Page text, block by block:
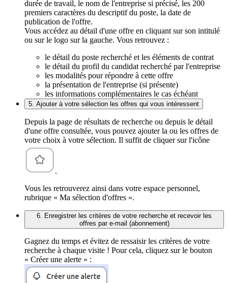
durée de travail, le nom de l'entreprise si précisé, les 200
premiers caractères du descriptif du poste, la date de
publication de l'offre.
Vous accédez au détail d'une offre en cliquant sur son intitulé
ou sur le logo sur la gauche. Vous retrouvez :
le détail du poste recherché et les éléments de contrat
le détail du profil du candidat recherché par l'entreprise
les modalités pour répondre à cette offre
la présentation de l'entreprise (si présente)
les informations complémentaires le cas échéant
5. Ajouter à votre sélection les offres qui vous intéressent
Depuis la page de résultats de recherche ou depuis le détail
d'une offre consultée, vous pouvez ajouter la ou les offres de
votre choix à votre sélection. Il suffit de cliquer sur l'icône
.
Vous les retrouverez ainsi dans votre espace personnel,
rubrique « Ma sélection d'offres ».
6. Enregistrer les critères de votre recherche et recevoir les
offres par e-mail (abonnement)
Gagnez du temps et évitez de ressaisir les critères de votre
recherche à chaque visite ! Pour cela, cliquez sur le bouton
« Créer une alerte » :